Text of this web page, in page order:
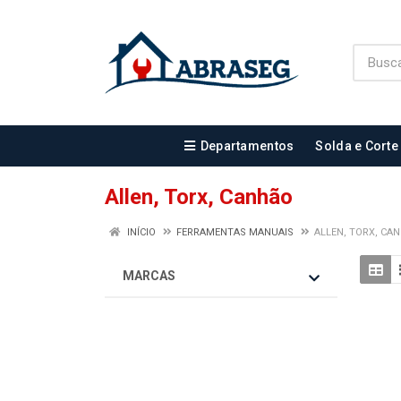
Departamentos Solda e Corte
Allen, Torx, Canhão
INÍCIO FERRAMENTAS MANUAIS ALLEN, TORX,
MARCAS